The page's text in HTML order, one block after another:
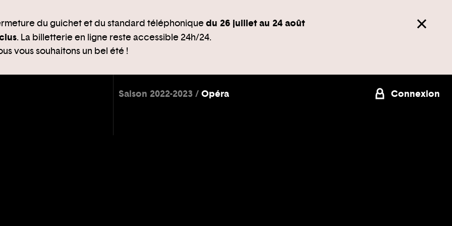
du guichet et du standard téléphoniquedu 26 juillet au 24 août
. La billetterie en ligne reste accessible 24h/24.
vous souhaitons un bel été !
Saison 2022-2023 Opéra Connexion